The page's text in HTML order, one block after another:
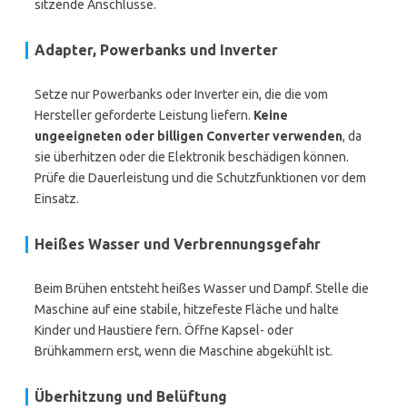
sitzende Anschlüsse.
Adapter, Powerbanks und Inverter
Setze nur Powerbanks oder Inverter ein, die die vom
Hersteller geforderte Leistung liefern. Keine
ungeeigneten oder billigen Converter verwenden, da
sie überhitzen oder die Elektronik beschädigen können.
Prüfe die Dauerleistung und die Schutzfunktionen vor dem
Einsatz.
Heißes Wasser und Verbrennungsgefahr
Beim Brühen entsteht heißes Wasser und Dampf. Stelle die
Maschine auf eine stabile, hitzefeste Fläche und halte
Kinder und Haustiere fern. Öffne Kapsel- oder
Brühkammern erst, wenn die Maschine abgekühlt ist.
Überhitzung und Belüftung